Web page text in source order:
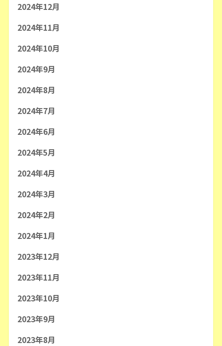
2024年12月
2024年11月
2024年10月
2024年9月
2024年8月
2024年7月
2024年6月
2024年5月
2024年4月
2024年3月
2024年2月
2024年1月
2023年12月
2023年11月
2023年10月
2023年9月
2023年8月